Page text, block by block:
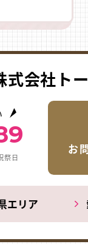
式会社ト
祭日
お
エリア